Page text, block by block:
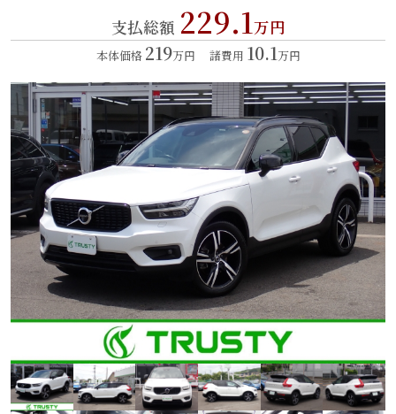
支払総額 229.1 万円
本体価格 219万円 諸費用 10.1万円